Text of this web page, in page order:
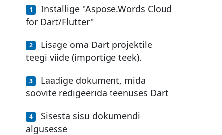
Installige "Aspose.Words Cloud
for Dart/Flutter"
Lisage oma Dart projektile
teegi viide (importige teek).
Laadige dokument, mida
soovite redigeerida teenuses Dart
Sisesta sisu dokumendi
algusesse